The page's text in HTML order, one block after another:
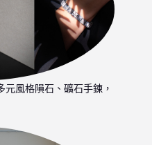
元風格隕石、礦石手鍊，